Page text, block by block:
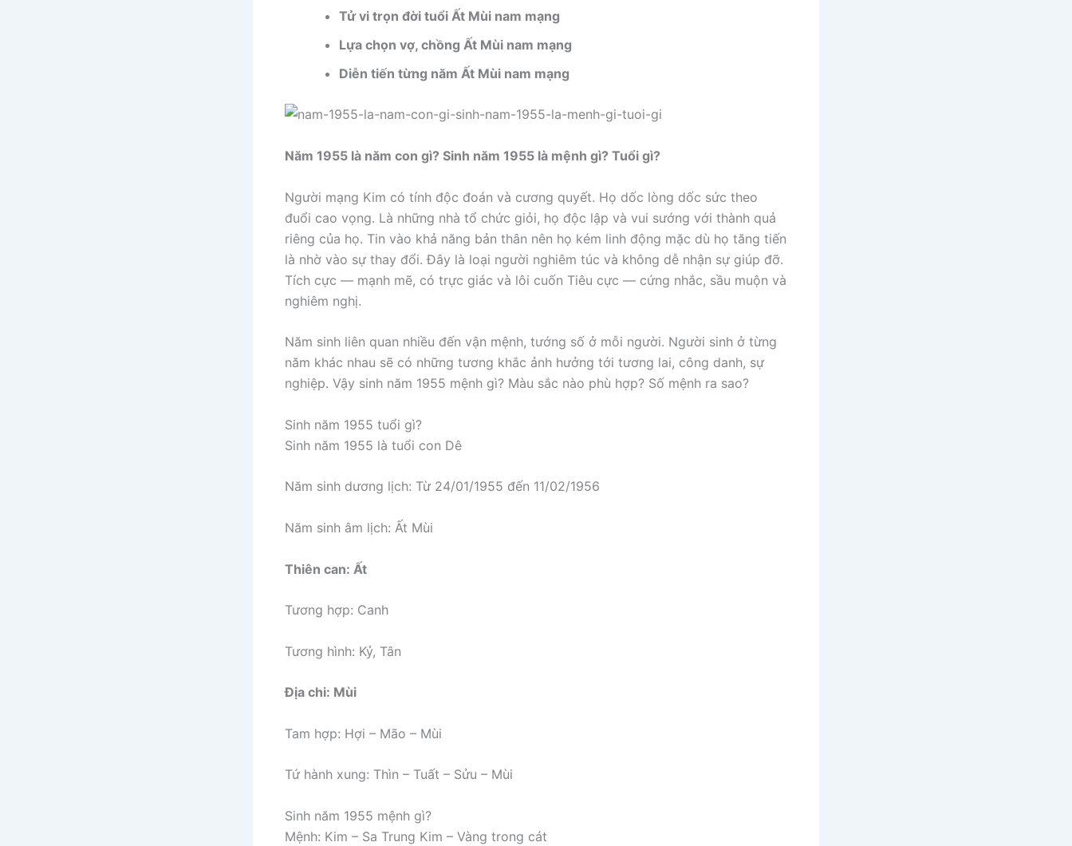
Tử vi trọn đời tuổi Ất Mùi nam mạng
Lựa chọn vợ, chồng Ất Mùi nam mạng
Diễn tiến từng năm Ất Mùi nam mạng
Năm 1955 là năm con gì? Sinh năm 1955 là mệnh gì? Tuổi gì?
Người mạng Kim có tính độc đoán và cương quyết. Họ dốc lòng dốc sức theo
đuổi cao vọng. Là những nhà tổ chức giỏi, họ độc lập và vui sướng với thành quả
riêng của họ. Tin vào khả năng bản thân nên họ kém linh động mặc dù họ tăng tiến
là nhờ vào sự thay đổi. Đây là loại người nghiêm túc và không dễ nhận sự giúp đỡ.
Tích cực — mạnh mẽ, có trực giác và lôi cuốn Tiêu cực — cứng nhắc, sầu muộn và
nghiêm nghị.
Năm sinh liên quan nhiều đến vận mệnh, tướng số ở mỗi người. Người sinh ở từng
năm khác nhau sẽ có những tương khắc ảnh hưởng tới tương lai, công danh, sự
nghiệp. Vậy sinh năm 1955 mệnh gì? Màu sắc nào phù hợp? Số mệnh ra sao?
Sinh năm 1955 tuổi gì?
Sinh năm 1955 là tuổi con Dê
Năm sinh dương lịch: Từ 24/01/1955 đến 11/02/1956
Năm sinh âm lịch: Ất Mùi
Thiên can: Ất
Tương hợp: Canh
Tương hình: Kỷ, Tân
Địa chi: Mùi
Tam hợp: Hợi – Mão – Mùi
Tứ hành xung: Thìn – Tuất – Sửu – Mùi
Sinh năm 1955 mệnh gì?
Mệnh: Kim – Sa Trung Kim – Vàng trong cát